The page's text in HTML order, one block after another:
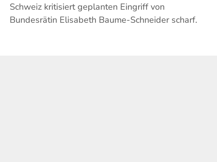
Schweiz kritisiert geplanten Eingriff von
Bundesrätin Elisabeth Baume-Schneider scharf.